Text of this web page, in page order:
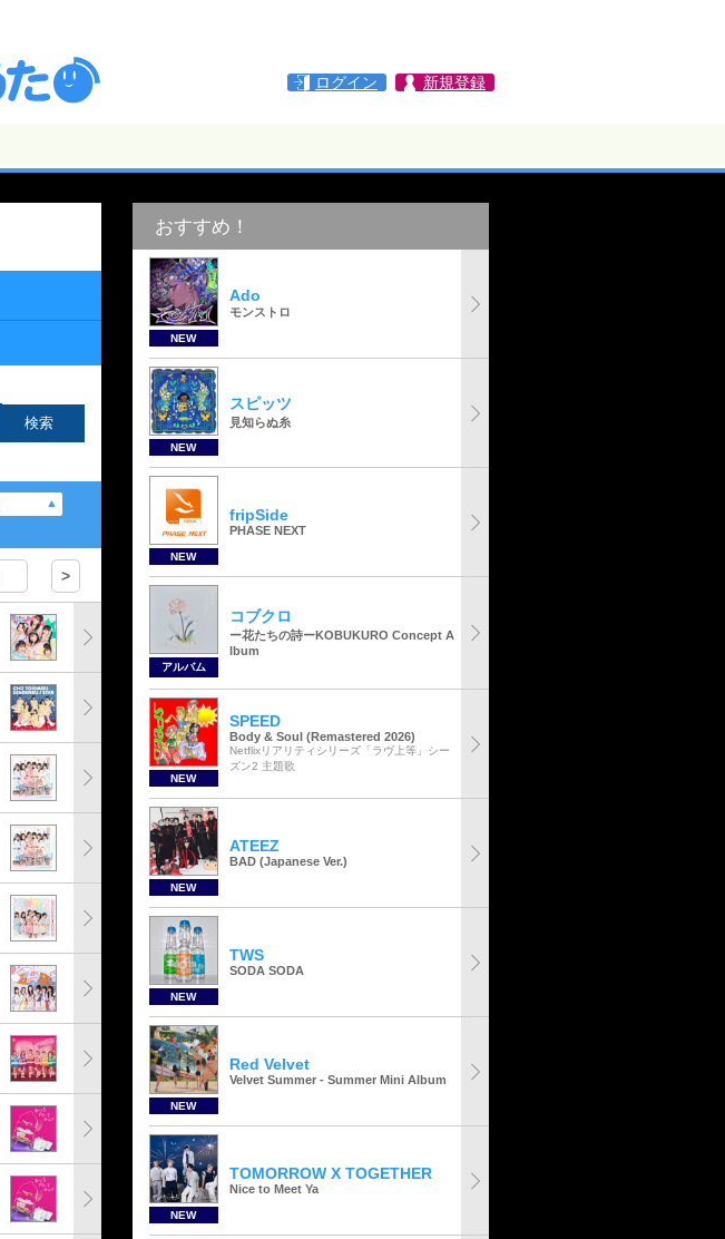
ログイン 新規登録
>
おすすめ！
NEW
Ado
モンストロ
NEW
スピッツ
見知らぬ糸
NEW
fripSide
PHASE NEXT
アルバム
コブクロ
ー花たちの詩ーKOBUKURO Concept A
lbum
NEW
SPEED
Body & Soul (Remastered 2026)
Netflixリアリティシリーズ「ラヴ上等」シー
ズン2 主題歌
NEW
ATEEZ
BAD (Japanese Ver.)
NEW
TWS
SODA SODA
NEW
Red Velvet
Velvet Summer - Summer Mini Album
NEW
TOMORROW X TOGETHER
Nice to Meet Ya